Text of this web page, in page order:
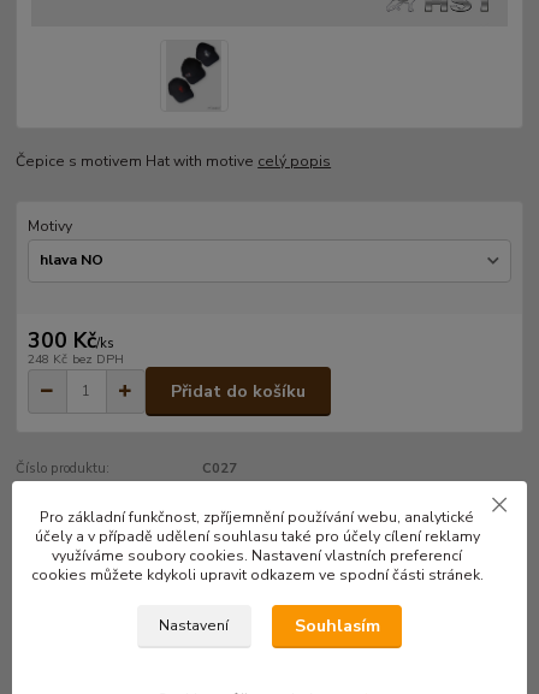
Čepice s motivem Hat with motive celý popis
Motivy
300 Kč/ks
248 Kč bez DPH
Přidat do košíku
Číslo produktu: C027
Kompletní specifikace
Pro základní funkčnost, zpříjemnění používání webu, analytické
účely a v případě udělení souhlasu také pro účely cílení reklamy
využíváme soubory cookies. Nastavení vlastních preferencí
cookies můžete kdykoli upravit odkazem ve spodní části stránek.
Nastavení Souhlasím